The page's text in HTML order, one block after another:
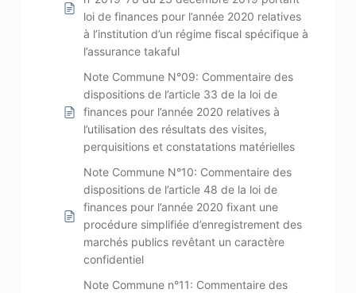
loi de finances pour l’année 2020 relatives
à l’institution d’un régime fiscal spécifique à
l’assurance takaful
Note Commune N°09: Commentaire des
dispositions de l’article 33 de la loi de
finances pour l’année 2020 relatives à
l’utilisation des résultats des visites,
perquisitions et constatations matérielles
Note Commune N°10: Commentaire des
dispositions de l’article 48 de la loi de
finances pour l’année 2020 fixant une
procédure simplifiée d’enregistrement des
marchés publics revêtant un caractère
confidentiel
Note Commune n°11: Commentaire des